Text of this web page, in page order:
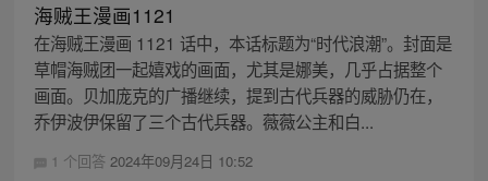
海贼王漫画1121
在海贼王漫画 1121 话中，本话标题为“时代浪潮”。封面是
草帽海贼团一起嬉戏的画面，尤其是娜美，几乎占据整个
画面。贝加庞克的广播继续，提到古代兵器的威胁仍在，
乔伊波伊保留了三个古代兵器。薇薇公主和白...
1 个回答 2024年09月24日 10:52